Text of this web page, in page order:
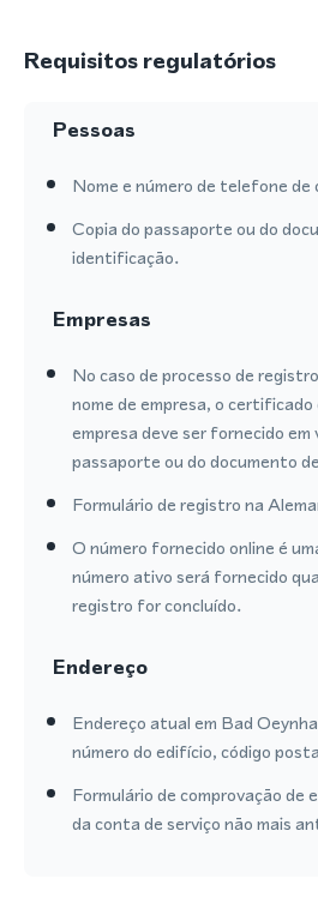
Requisitos regulatórios
Pessoas
Nome e número de telefone
Copia do passaporte ou do
identificação.
Empresas
No caso de processo de
nome de empresa, o
empresa deve ser fornecido em
passaporte ou do documento
Formulário de registro na
O número fornecido online é
número ativo será fornecido
registro for concluído.
Endereço
Endereço atual em Bad
número do edifício, código
Formulário de comprovação de
da conta de serviço não mais